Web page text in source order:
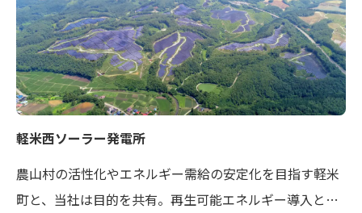
の排水排出量を大幅に削減し、環境に配慮した発電所を
実現しました。
軽米西ソーラー発電所
農山村の活性化やエネルギー需給の安定化を目指す軽米
町と、当社は目的を共有。再生可能エネルギー導入と地